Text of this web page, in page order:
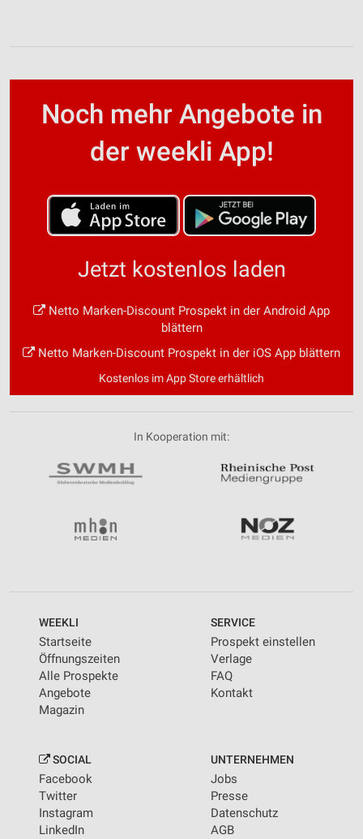
Noch mehr Angebote in
der weekli App!
Jetzt kostenlos laden
Netto Marken-Discount Prospekt in der Android App
blättern
Netto Marken-Discount Prospekt in der iOS App blättern
Kostenlos im App Store erhältlich
In Kooperation mit:
WEEKLI
Startseite
Öffnungszeiten
Alle Prospekte
Angebote
Magazin
SERVICE
Prospekt einstellen
Verlage
FAQ
Kontakt
SOCIAL
Facebook
Twitter
Instagram
LinkedIn
UNTERNEHMEN
Jobs
Presse
Datenschutz
AGB